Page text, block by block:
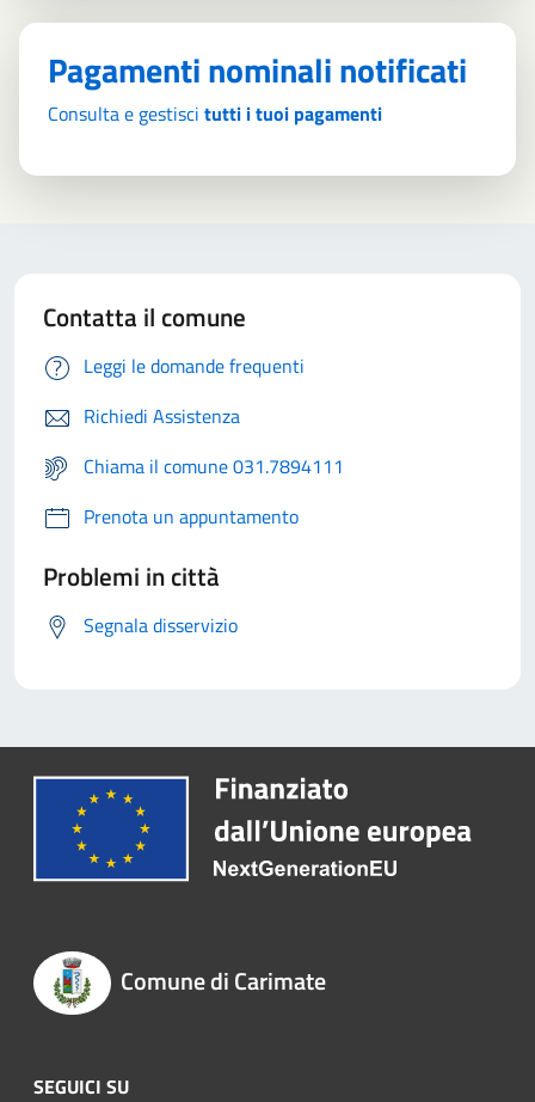
Pagamenti nominali notificati
Consulta e gestisci tutti i tuoi pagamenti
Contatta il comune
Leggi le domande frequenti
Richiedi Assistenza
Chiama il comune 031.7894111
Prenota un appuntamento
Problemi in città
Segnala disservizio
Comune di Carimate
SEGUICI SU